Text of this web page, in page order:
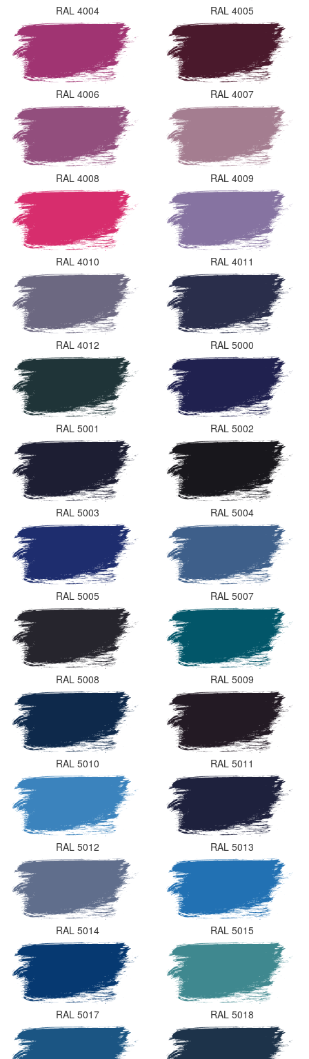
RAL 4004 RAL 4005
RAL 4006 RAL 4007
RAL 4008 RAL 4009
RAL 4010 RAL 4011
RAL 4012 RAL 5000
RAL 5001 RAL 5002
RAL 5003 RAL 5004
RAL 5005 RAL 5007
RAL 5008 RAL 5009
RAL 5010 RAL 5011
RAL 5012 RAL 5013
RAL 5014 RAL 5015
RAL 5017 RAL 5018